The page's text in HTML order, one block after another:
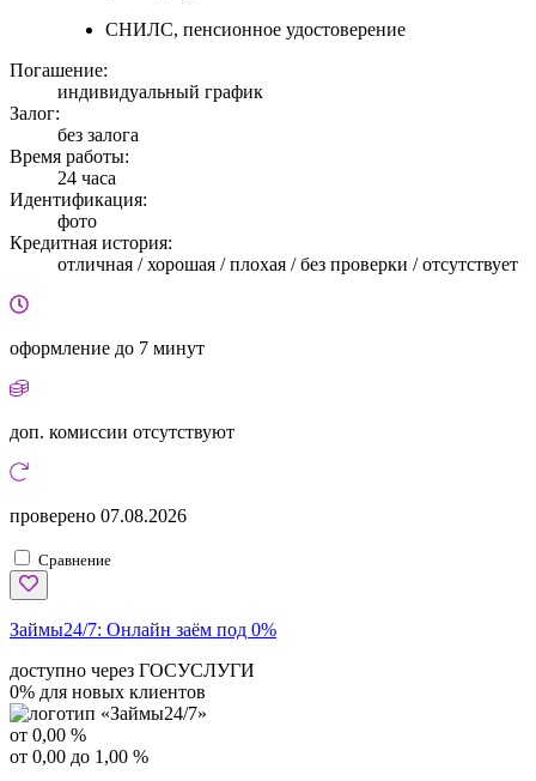
СНИЛС, пенсионное удостоверение
Погашение:
индивидуальный график
Залог:
без залога
Время работы:
24 часа
Идентификация:
фото
Кредитная история:
отличная / хорошая / плохая / без проверки / отсутствует
оформление до 7 минут
доп. комиссии отсутствуют
проверено 07.08.2026
Сравнение
Займы24/7: Онлайн заём под 0%
доступно через ГОСУСЛУГИ
0% для новых клиентов
от 0,00 %
от 0,00 до 1,00 %